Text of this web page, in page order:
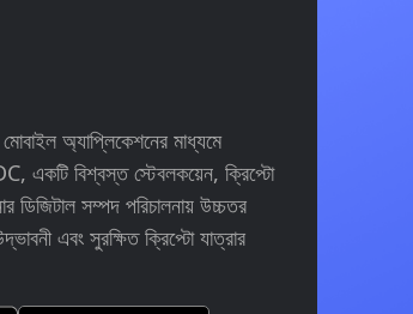
অ্যাপ্লিকেশনের মাধ্যমে
একটি বিশ্বস্ত স্টেবলকয়েন, ক্রিপ্টো
ডিজিটাল সম্পদ পরিচালনায় উচ্চতর
এবং সুরক্ষিত ক্রিপ্টো যাত্রার